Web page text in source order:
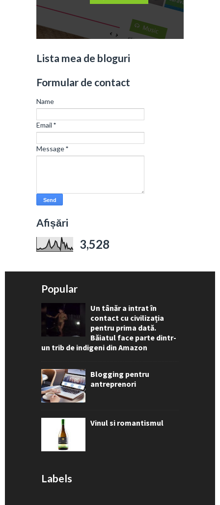
Lista mea de bloguri
Formular de contact
Name
Email *
Message*
Afișări
3,528
Popular
Un tânăr a intrat în
contact cu civilizația
pentru prima dată.
Băiatul face parte dintr-
un trib de indigeni din Amazon
Blogging pentru
antreprenori
Vinul si romantismul
Labels